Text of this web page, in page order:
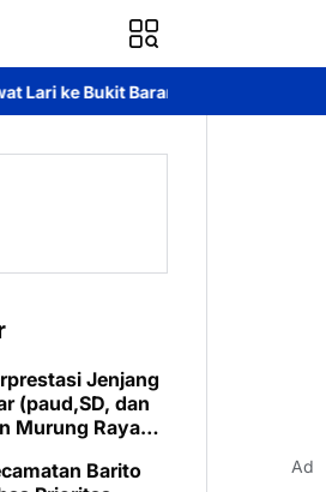
Jumat Berkah Brimob Kalteng,
Jenjang
(paud,SD, dan
Murung Raya
Barito
Ad